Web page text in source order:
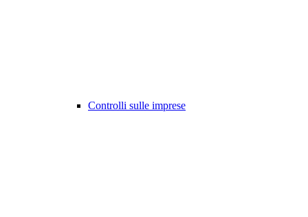
Controlli sulle imprese